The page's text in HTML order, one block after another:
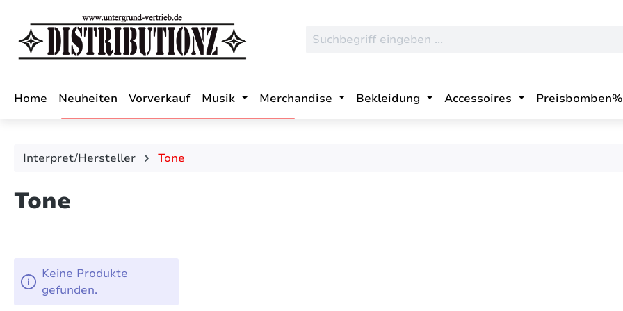
Hauptinhalt springen
Zur Suche springen
Zur Hauptnavigation springen
Home Neuheiten Vorverkauf Musik Merchandise Bekleidung Accessoires Preisbomben%
Interpret/Hersteller Tone
Tone
Keine Produkte
gefunden.